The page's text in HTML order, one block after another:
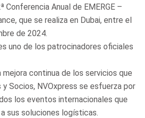
Conferencia Anual de EMERGE –
que se realiza en Dubai, entre el
de 2024.
uno de los patrocinadores oficiales
continua de los servicios que
Socios, NVOxpress se esfuerza por
los eventos internacionales que
sus soluciones logísticas.